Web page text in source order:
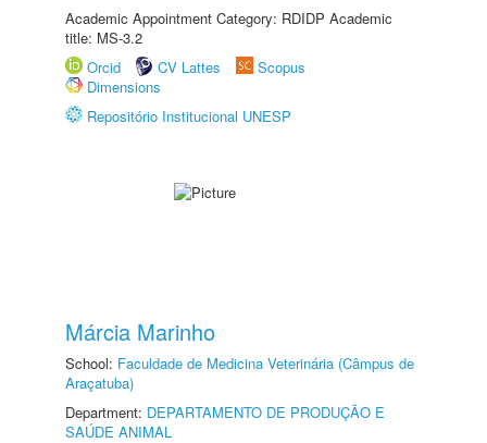
Academic Appointment Category: RDIDP Academic
title: MS-3.2
Orcid
CV Lattes
Scopus
Dimensions
Repositório Institucional UNESP
Márcia Marinho
School: Faculdade de Medicina Veterinária (Câmpus de
Araçatuba)
Department: DEPARTAMENTO DE PRODUÇÃO E
SAÚDE ANIMAL